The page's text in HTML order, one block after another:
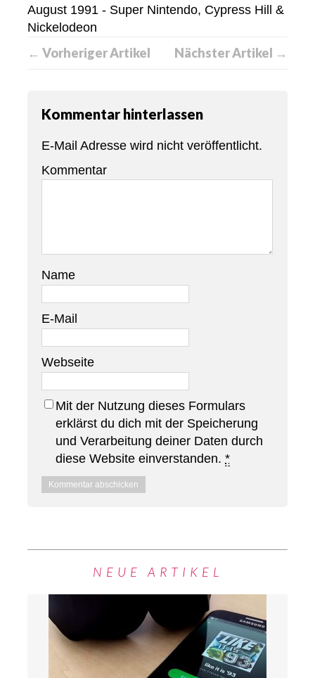
August 1991 - Super Nintendo, Cypress Hill &
Nickelodeon
← Vorheriger Artikel Nächster Artikel →
Kommentar hinterlassen
E-Mail Adresse wird nicht veröffentlicht.
Kommentar
Name
E-Mail
Webseite
Mit der Nutzung dieses Formulars
erklärst du dich mit der Speicherung
und Verarbeitung deiner Daten durch
diese Website einverstanden. *
NEUE ARTIKEL